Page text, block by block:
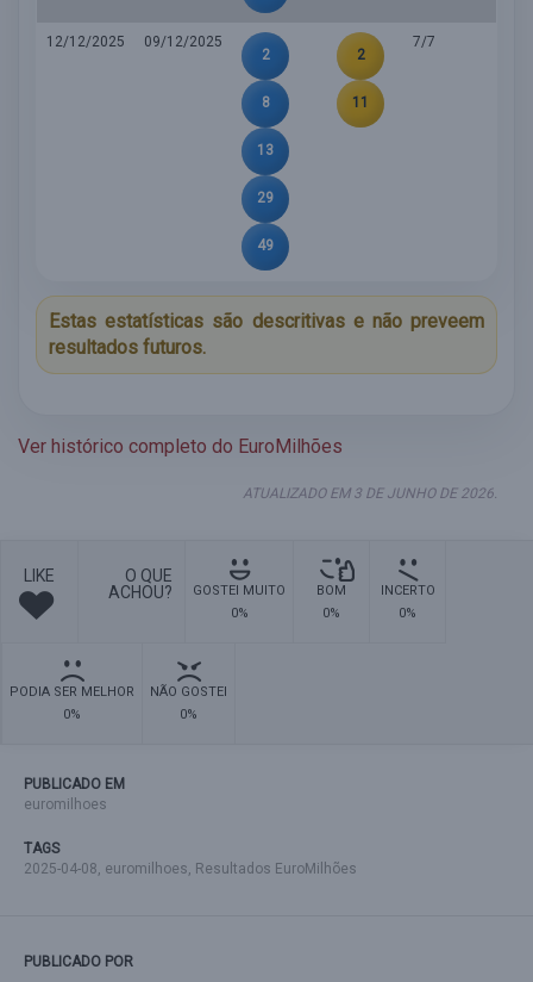
12/12/2025
09/12/2025
2
8
13
29
49
2
11
7/7
Estas estatísticas são descritivas e não preveem
resultados futuros.
Ver histórico completo do EuroMilhões
ATUALIZADO EM 3 DE JUNHO DE 2026.
LIKE
O QUE
ACHOU?
GOSTEI MUITO
0%
BOM
0%
INCERTO
0%
PODIA SER MELHOR
0%
NÃO GOSTEI
0%
PUBLICADO EM
euromilhoes
TAGS
2025-04-08, euromilhoes, Resultados EuroMilhões
PUBLICADO POR